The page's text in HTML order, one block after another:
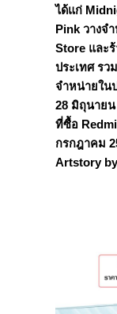
ได้แก่
Pink วางจ
Store และ
ประเทศ รว
จำหน่ายใน
28 มิถุนาย
ที่ซื้อ
กรกฎาคม
Artstory